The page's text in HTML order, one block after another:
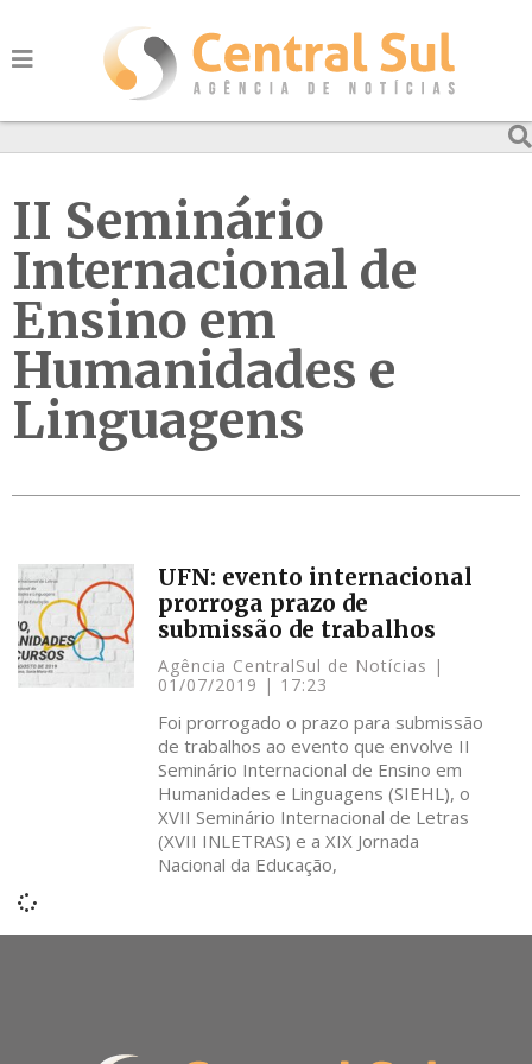
II Seminário
Internacional de
Ensino em
Humanidades e
Linguagens
UFN: evento internacional
prorroga prazo de
submissão de trabalhos
Agência CentralSul de Notícias
01/07/2019
17:23
Foi prorrogado o prazo para submissão
de trabalhos ao evento que envolve II
Seminário Internacional de Ensino em
Humanidades e Linguagens (SIEHL), o
XVII Seminário Internacional de Letras
(XVII INLETRAS) e a XIX Jornada
Nacional da Educação,